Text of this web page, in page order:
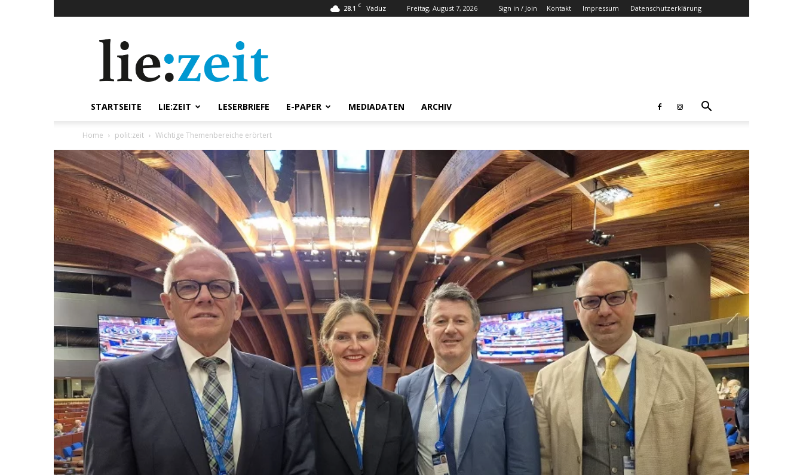
28.1 C Vaduz Freitag, August 7, 2026 Sign in / Join Kontakt Impressum Datenschutzerklärung
STARTSEITE LIE:ZEIT LESERBRIEFE E-PAPER MEDIADATEN ARCHIV
Home polit:zeit Wichtige Themenbereiche erörtert